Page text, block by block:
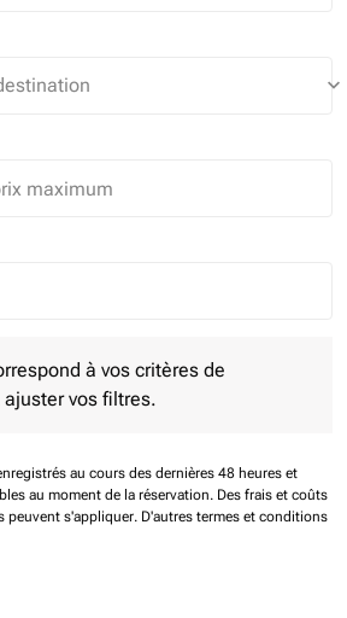
keyboard_arrow_down
trip Selected
à vos critères de
vos filtres.
au cours des dernières 48 heures et
au moment de la réservation. Des frais et coûts
peuvent s'appliquer. D'autres termes et conditions